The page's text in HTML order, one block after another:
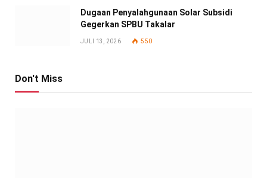
Dugaan Penyalahgunaan Solar Subsidi
Gegerkan SPBU Takalar
JULI 13, 2026 550
Don't Miss